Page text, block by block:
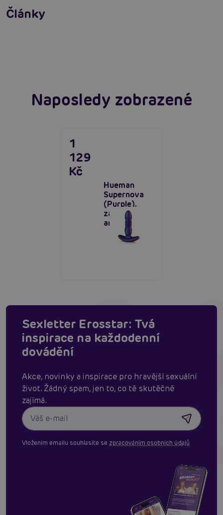
Články
Příprava na anální sex: Tipy krok za krokem
Číst více
Erotická inteligence: Příručka Sexiomů
Naposledy zobrazené
Hueman
Supernova
(Purple),
zasouvací
anální kolík
1
129
Kč
Sexletter Erosstar: Tvá
inspirace na každodenní
dovádění
Akce, novinky a inspirace pro hravější sexuální
život. Žádný spam, jen to, co tě skutěčně
zajímá.
Vložením emailu souhlasíte se zpracováním osobních údajů